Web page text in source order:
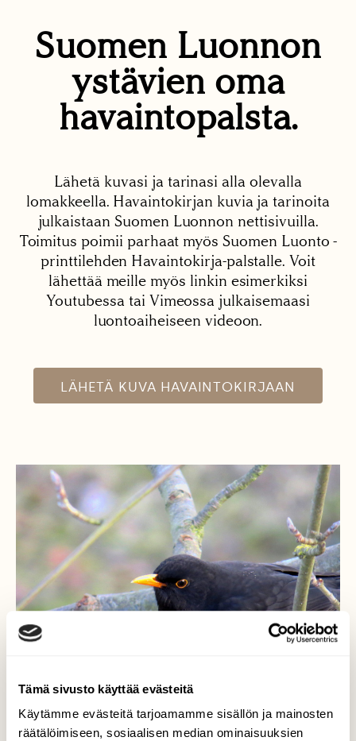
Tämä sivusto käyttää evästeitä
Käytämme evästeitä tarjoamamme sisällön ja mainosten
räätälöimiseen, sosiaalisen median ominaisuuksien
Suomen Luonnon
ystävien oma
havaintopalsta.
Lähetä kuvasi ja tarinasi alla olevalla
lomakkeella. Havaintokirjan kuvia ja tarinoita
julkaistaan Suomen Luonnon nettisivuilla.
Toimitus poimii parhaat myös Suomen Luonto -
printtilehden Havaintokirja-palstalle. Voit
lähettää meille myös linkin esimerkiksi
Youtubessa tai Vimeossa julkaisemaasi
luontoaiheiseen videoon.
LÄHETÄ KUVA HAVAINTOKIRJAAN